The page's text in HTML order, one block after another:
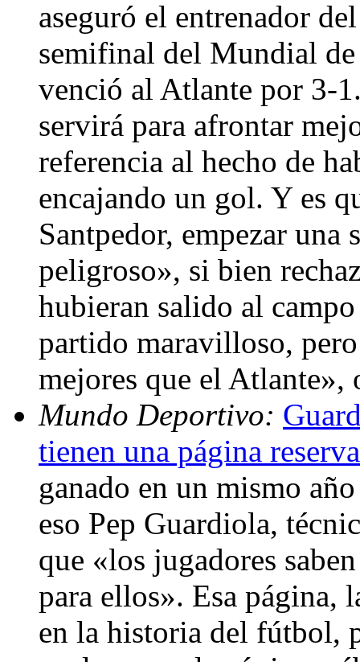
aseguró el entrenador
semifinal del Mundial
venció al Atlante por 3-
servirá para afrontar
referencia al hecho de
encajando un gol. Y es
Santpedor, empezar
peligroso», si bien
hubieran salido al
partido maravilloso,
mejores que el
Mundo Deportivo:
tienen una página
ganado en un mismo
eso Pep Guardiola,
que «los jugadores
para ellos». Esa página,
en la historia del fútbol,